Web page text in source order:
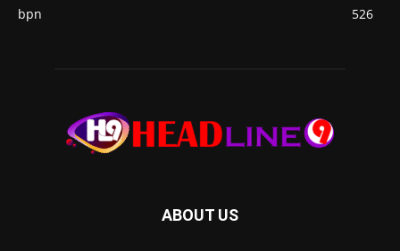
bpn
526
ABOUT US